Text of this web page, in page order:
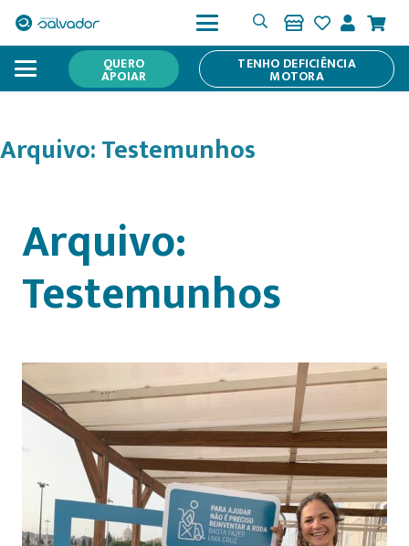
QUERO
APOIAR
TENHO DEFICIÊNCIA
MOTORA
Arquivo:Testemunhos
Arquivo:
Testemunhos